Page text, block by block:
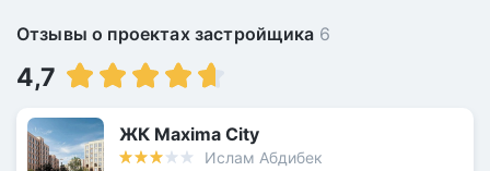
Отзывы о проектах застройщика 6
4,7
ЖК Maxima City
Ислам Абдибек